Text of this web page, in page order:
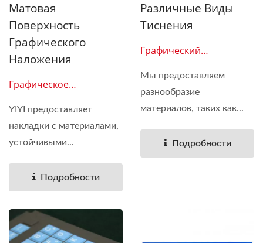
Матовая
Поверхность
Графического
Наложения
Графическое
YIYI предоставляет
накладки с материалами,
устойчивыми...
Подробности
Различные Виды
Тиснения
Графический
Мы предоставляем
разнообразие
материалов, таких как...
Подробности